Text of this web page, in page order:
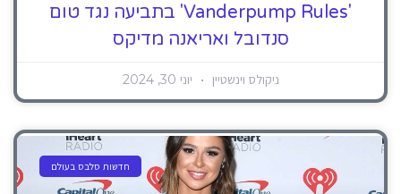
'Vanderpump Rules' בתביעה נגד טום
סנדובל ואריאנה מדיקס
ניקולס וינשטיין יוני 30, 2024
חדשות סלבס בעולם